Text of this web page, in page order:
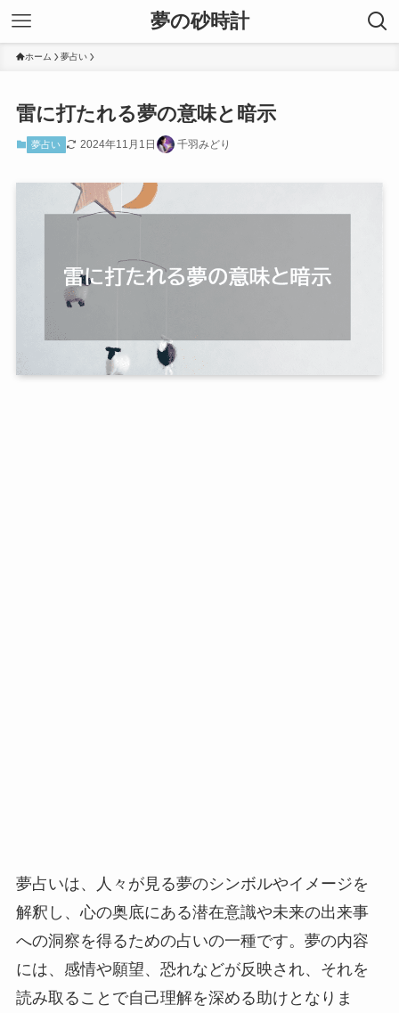
夢の砂時計
ホーム 夢占い
雷に打たれる夢の意味と暗示
夢占い 2024年11月1日 千羽みどり
夢占いは、人々が見る夢のシンボルやイメージを
解釈し、心の奥底にある潜在意識や未来の出来事
への洞察を得るための占いの一種です。夢の内容
には、感情や願望、恐れなどが反映され、それを
読み取ることで自己理解を深める助けとなりま